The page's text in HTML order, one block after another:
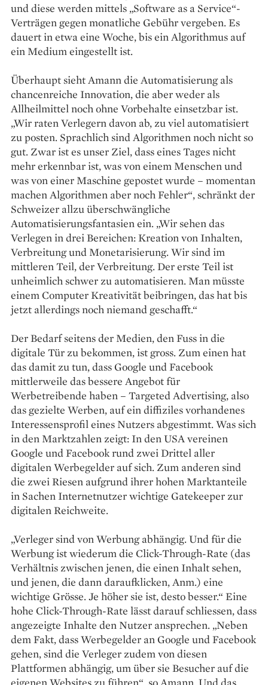
und diese werden mittels „Software as a Service“-
Verträgen gegen monatliche Gebühr vergeben. Es
dauert in etwa eine Woche, bis ein Algorithmus auf
ein Medium eingestellt ist.
Überhaupt sieht Amann die Automatisierung als
chancenreiche Innovation, die aber weder als
Allheilmittel noch ohne Vorbehalte einsetzbar ist.
„Wir raten Verlegern davon ab, zu viel automatisiert
zu posten. Sprachlich sind Algorithmen noch nicht so
gut. Zwar ist es unser Ziel, dass eines Tages nicht
mehr erkennbar ist, was von einem Menschen und
was von einer Maschine gepostet wurde – momentan
machen Algorithmen aber noch Fehler“, schränkt der
Schweizer allzu überschwängliche
Automatisierungsfantasien ein. „Wir sehen das
Verlegen in drei Bereichen: Kreation von Inhalten,
Verbreitung und Monetarisierung. Wir sind im
mittleren Teil, der Verbreitung. Der erste Teil ist
unheimlich schwer zu automatisieren. Man müsste
einem Computer Kreativität beibringen, das hat bis
jetzt allerdings noch niemand geschafft.“
Der Bedarf seitens der Medien, den Fuss in die
digitale Tür zu bekommen, ist gross. Zum einen hat
das damit zu tun, dass Google und Facebook
mittlerweile das bessere Angebot für
Werbetreibende haben – Targeted Advertising, also
das gezielte Werben, auf ein diffiziles vorhandenes
Interessensprofil eines Nutzers abgestimmt. Was sich
in den Marktzahlen zeigt: In den USA vereinen
Google und Facebook rund zwei Drittel aller
digitalen Werbegelder auf sich. Zum anderen sind
die zwei Riesen aufgrund ihrer hohen Marktanteile
in Sachen Internetnutzer wichtige Gatekeeper zur
digitalen Reichweite.
„Verleger sind von Werbung abhängig. Und für die
Werbung ist wiederum die Click-Through-Rate (das
Verhältnis zwischen jenen, die einen Inhalt sehen,
und jenen, die dann daraufklicken, Anm.) eine
wichtige Grösse. Je höher sie ist, desto besser.“ Eine
hohe Click-Through-Rate lässt darauf schliessen, dass
angezeigte Inhalte den Nutzer ansprechen. „Neben
dem Fakt, dass Werbegelder an Google und Facebook
gehen, sind die Verleger zudem von diesen
Plattformen abhängig, um über sie Besucher auf die
eigenen Web­sites zu führen“, so Amann. Und das